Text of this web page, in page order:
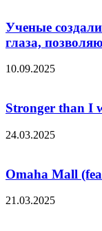
Ученые
глаза,
10.09.2025
Stronger than I
24.03.2025
Omaha Mall
21.03.2025